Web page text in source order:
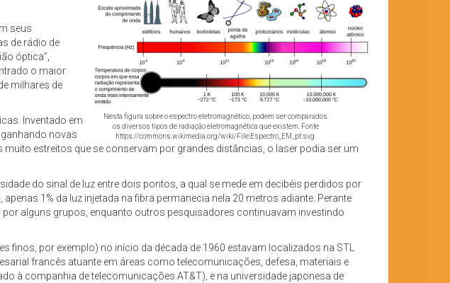
Nesta figura sobre o espectro eletromagnético, podem ser comparados
os diversos tipos de radiação eletromagnética que existem. Fonte
https://commons.wikimedia.org/wiki/File:Espectro_EM_pt.svg.
seus
de rádio de
óptica”,
o maior
milhares de
Inventado em
novas
estreitos que se conservam por grandes distâncias, o laser podia ser um
do sinal de luz entre dois pontos, a qual se mede em decibéis perdidos por
1% da luz injetada na fibra permanecia nela 20 metros adiante. Perante
alguns grupos, enquanto outros pesquisadores continuavam investindo
por exemplo) no início da década de 1960 estavam localizados na STL
francês atuante em áreas como telecomunicações, defesa, materiais e
à companhia de telecomunicações AT&T), e na universidade japonesa de